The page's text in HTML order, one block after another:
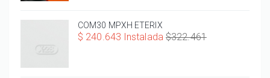
COM30 MPXH ETERIX
$ 240.643 Instalada $322.461